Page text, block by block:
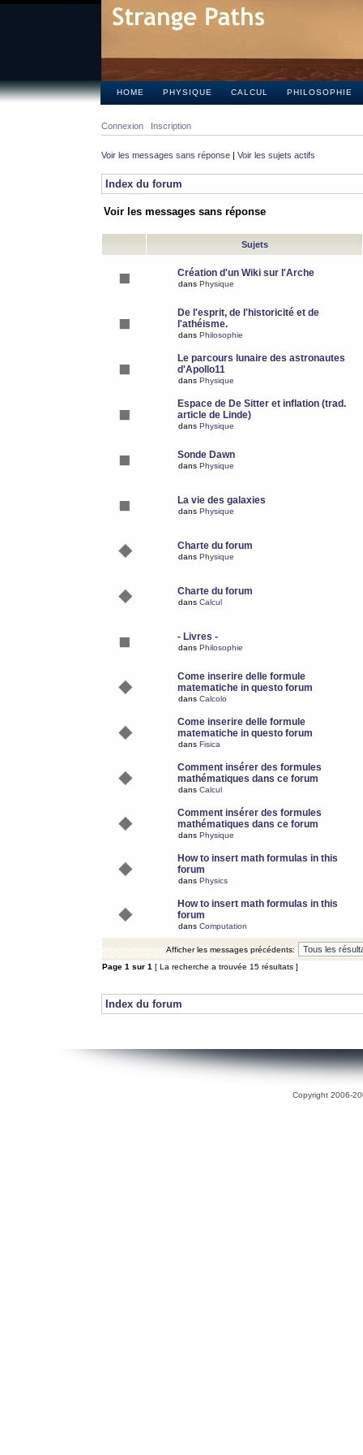
HOME PHYSIQUE CALCUL PHILOSOPHIE
Connexion Inscription
Voir les messages sans réponse | Voir les sujets actifs
Index du forum
Voir les messages sans réponse
Sujets
Création d'un Wiki sur l'Arche
dans Physique
De l'esprit, de l'historicité et de
l'athéisme.
dans Philosophie
Le parcours lunaire des astronautes
d'Apollo11
dans Physique
Espace de De Sitter et inflation (trad.
article de Linde)
dans Physique
Sonde Dawn
dans Physique
La vie des galaxies
dans Physique
Charte du forum
dans Physique
Charte du forum
dans Calcul
- Livres -
dans Philosophie
Come inserire delle formule
matematiche in questo forum
dans Calcolo
Come inserire delle formule
matematiche in questo forum
dans Fisica
Comment insérer des formules
mathématiques dans ce forum
dans Calcul
Comment insérer des formules
mathématiques dans ce forum
dans Physique
How to insert math formulas in this
forum
dans Physics
How to insert math formulas in this
forum
dans Computation
Afficher les messages précédents:
Page 1 sur 1 [ La recherche a trouvée 15 résultats ]
Index du forum
Copyright 2006-